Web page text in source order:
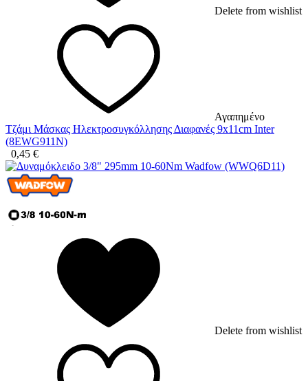
Delete from wishlist
Αγαπημένο
Τζάμι Μάσκας Ηλεκτροσυγκόλλησης Διαφανές 9x11cm Inter
(8EWG911N)
0,45 €
Delete from wishlist